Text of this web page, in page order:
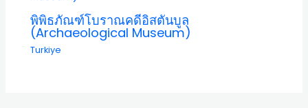
พิพิธภัณฑ์โบราณคดีอิสตันบูล
(Archaeological Museum)
Turkiye